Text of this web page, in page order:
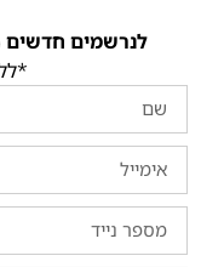
לנרשמים חדשים 10% הנחה לקנייה הראשונה!